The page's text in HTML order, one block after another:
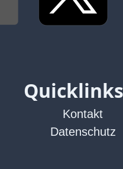
Quicklinks
Kontakt
Datenschutz